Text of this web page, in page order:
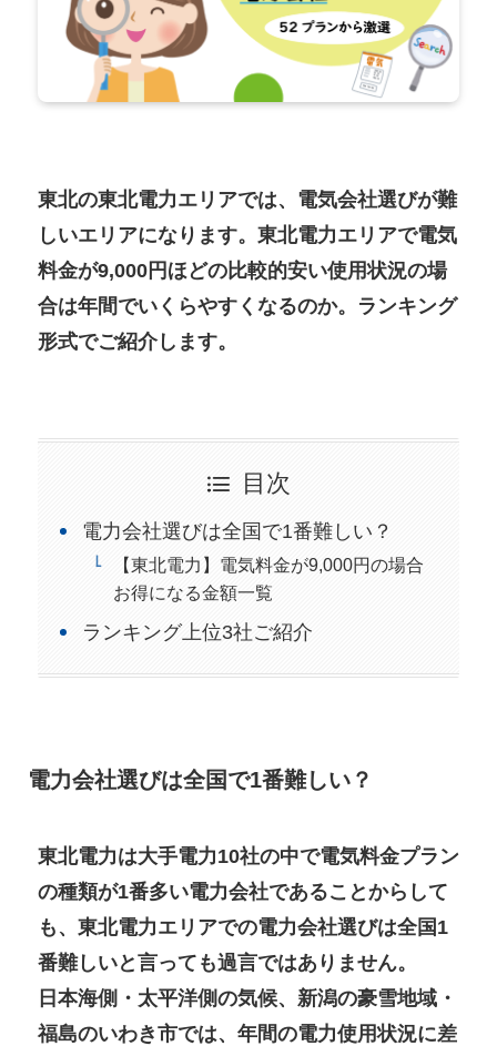
東北の東北電力エリアでは、電気会社選びが難
しいエリアになります。東北電力エリアで電気
料金が9,000円ほどの比較的安い使用状況の場
合は年間でいくらやすくなるのか。ランキング
形式でご紹介します。
目次
電力会社選びは全国で1番難しい？
【東北電力】電気料金が9,000円の場合
お得になる金額一覧
ランキング上位3社ご紹介
電力会社選びは全国で1番難しい？
東北電力は大手電力10社の中で電気料金プラン
の種類が1番多い電力会社であることからして
も、東北電力エリアでの電力会社選びは全国1
番難しいと言っても過言ではありません。
日本海側・太平洋側の気候、 新潟の豪雪地域・
福島のいわき市では、年間の電力使用状況に差